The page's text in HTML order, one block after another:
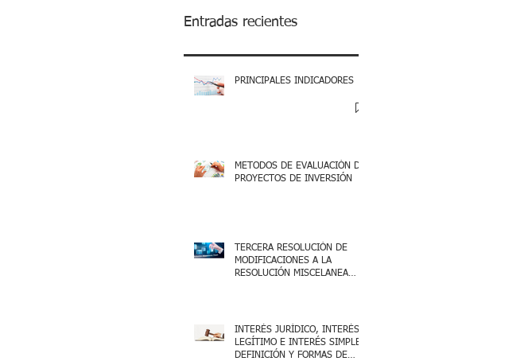
Entradas recientes
PRINCIPALES INDICADORES
METODOS DE EVALUACIÓN DE
PROYECTOS DE INVERSIÓN
TERCERA RESOLUCIÓN DE
MODIFICACIONES A LA
RESOLUCIÓN MISCELANEA
INTERÉS JURÍDICO, INTERÉS
LEGÍTIMO E INTERÉS SIMPLE,
DEFINICIÓN Y FORMAS DE